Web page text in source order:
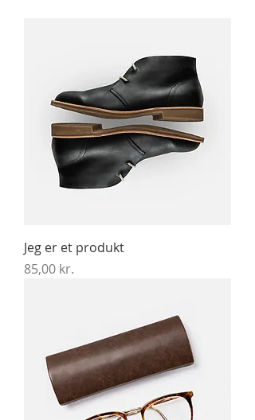
Jeg er et produkt
Pris
85,00 kr.